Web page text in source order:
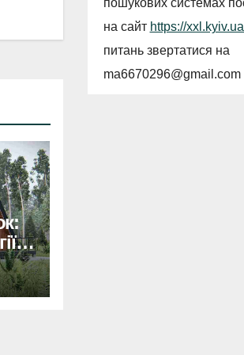
пошукових системах
на сайт https://
питань звертатися на
ma6670296@gmail.com